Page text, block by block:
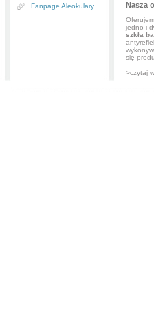
Fanpage Aleokulary Nasza
jedno i
szkła
się
>czytaj